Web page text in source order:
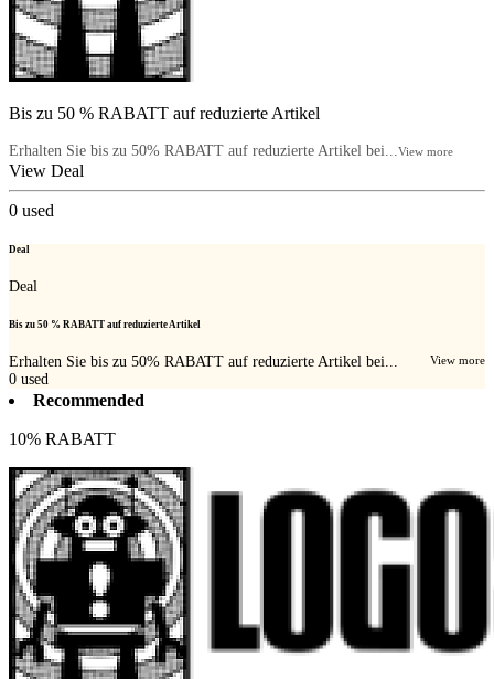
Bis zu 50 % RABATT auf reduzierte Artikel
Erhalten Sie bis zu 50% RABATT auf reduzierte Artikel bei... View more
View Deal
0 used
Deal
Deal
Bis zu 50 % RABATT auf reduzierte Artikel
Erhalten Sie bis zu 50% RABATT auf reduzierte Artikel bei... View more
0 used
Recommended
10% RABATT